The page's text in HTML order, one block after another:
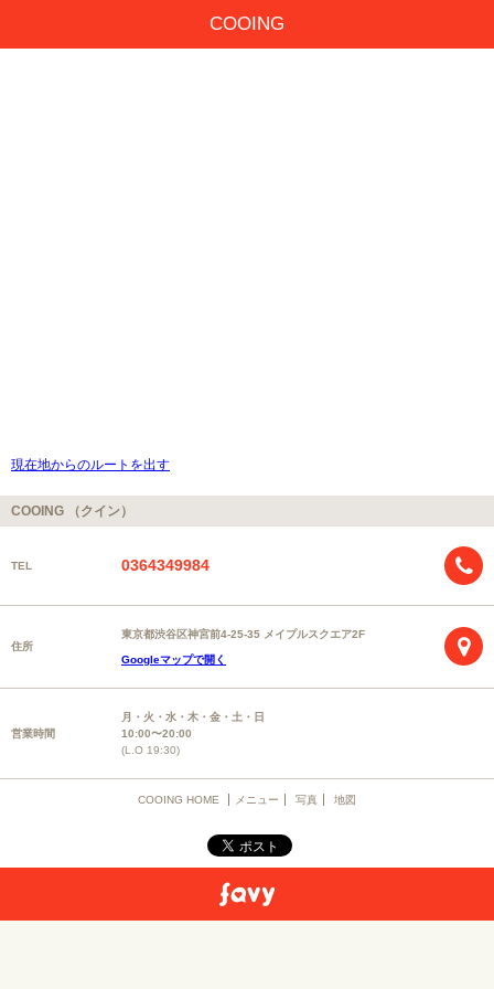
COOING
現在地からのルートを出す
COOING （クイン）
TEL 0364349984
住所
東京都渋谷区神宮前4-25-35 メイプルスクエア2F
Googleマップで開く
営業時間
月・火・水・木・金・土・日
10:00〜20:00
(L.O 19:30)
COOING HOME メニュー 写真 地図